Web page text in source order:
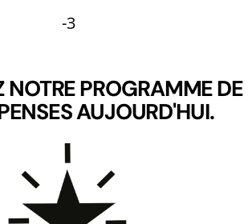
-3
NOTRE PROGRAMME DE
AUJOURD'HUI.